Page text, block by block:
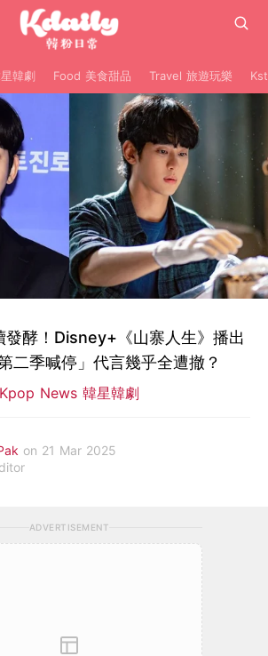
韓劇 Food 美食甜品 Travel 旅遊玩樂
發酵！Disney+《山寨人生》播出
二季喊停」代言幾乎全遭撤？
Kpop News 韓星韓劇
on 21 Mar 2025
ADVERTISEMENT